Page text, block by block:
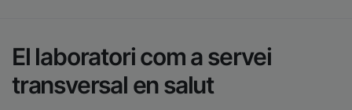
El laboratori com a servei
transversal en salut